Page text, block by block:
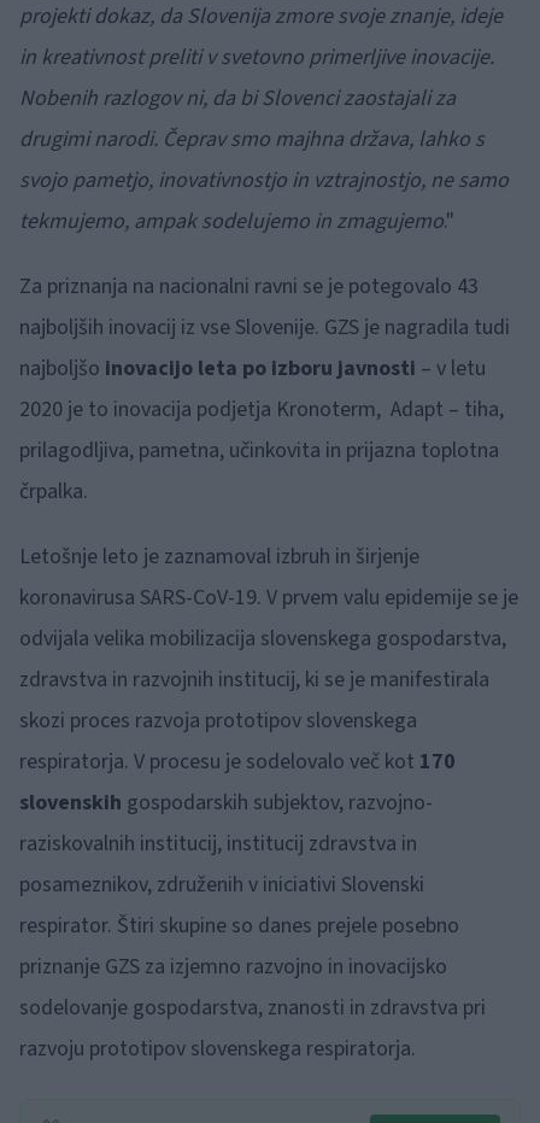
projekti dokaz, da Slovenija zmore svoje znanje, ideje
in kreativnost preliti v svetovno primerljive inovacije.
Nobenih razlogov ni, da bi Slovenci zaostajali za
drugimi narodi. Čeprav smo majhna država, lahko s
svojo pametjo, inovativnostjo in vztrajnostjo, ne samo
tekmujemo, ampak sodelujemo in zmagujemo."
Za priznanja na nacionalni ravni se je potegovalo 43
najboljših inovacij iz vse Slovenije. GZS je nagradila tudi
najboljšo inovacijo leta po izboru javnosti – v letu
2020 je to inovacija podjetja Kronoterm, Adapt – tiha,
prilagodljiva, pametna, učinkovita in prijazna toplotna
črpalka.
Letošnje leto je zaznamoval izbruh in širjenje
koronavirusa SARS-CoV-19. V prvem valu epidemije se je
odvijala velika mobilizacija slovenskega gospodarstva,
zdravstva in razvojnih institucij, ki se je manifestirala
skozi proces razvoja prototipov slovenskega
respiratorja. V procesu je sodelovalo več kot 170
slovenskih gospodarskih subjektov, razvojno-
raziskovalnih institucij, institucij zdravstva in
posameznikov, združenih v iniciativi Slovenski
respirator. Štiri skupine so danes prejele posebno
priznanje GZS za izjemno razvojno in inovacijsko
sodelovanje gospodarstva, znanosti in zdravstva pri
razvoju prototipov slovenskega respiratorja.